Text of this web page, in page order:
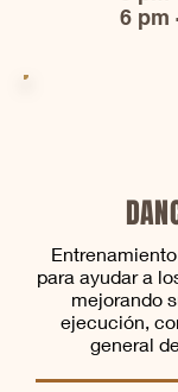
6 pm
para ayudar a
mejorando
ejecución,
general